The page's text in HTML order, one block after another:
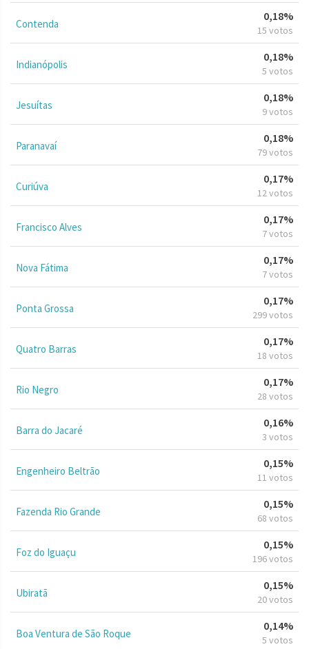
Contenda
0,18%
15 votos
Indianópolis
0,18%
5 votos
Jesuítas
0,18%
9 votos
Paranavaí
0,18%
79 votos
Curiúva
0,17%
12 votos
Francisco Alves
0,17%
7 votos
Nova Fátima
0,17%
7 votos
Ponta Grossa
0,17%
299 votos
Quatro Barras
0,17%
18 votos
Rio Negro
0,17%
28 votos
Barra do Jacaré
0,16%
3 votos
Engenheiro Beltrão
0,15%
11 votos
Fazenda Rio Grande
0,15%
68 votos
Foz do Iguaçu
0,15%
196 votos
Ubiratã
0,15%
20 votos
Boa Ventura de São Roque
0,14%
5 votos